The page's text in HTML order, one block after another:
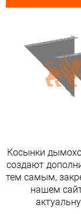
Косынки
создают
тем самым,
нашем